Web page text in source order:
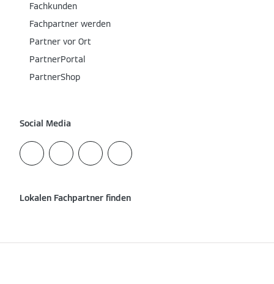
Fachkunden
Fachpartner werden
Partner vor Ort
PartnerPortal
PartnerShop
Social Media
Lokalen Fachpartner finden